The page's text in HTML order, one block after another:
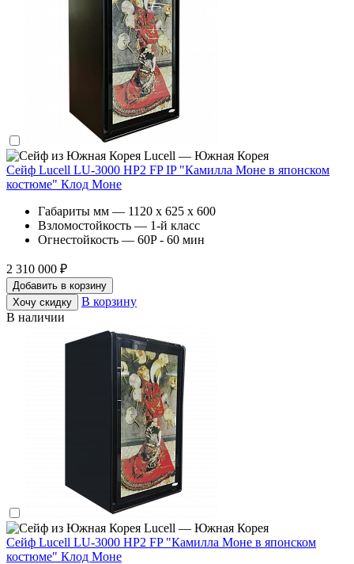
Lucell — Южная Корея
Сейф Lucell LU-3000 HP2 FP IP "Камилла Моне в японском
костюме" Клод Моне
Габариты мм — 1120 x 625 x 600
Взломостойкость — 1-й класс
Огнестойкость — 60P - 60 мин
2 310 000 ₽
Добавить в корзину
Хочу скидку
В корзину
В наличии
Lucell — Южная Корея
Сейф Lucell LU-3000 HP2 FP "Камилла Моне в японском
костюме" Клод Моне